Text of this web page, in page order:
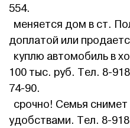
554.
меняется дом в ст.
доплатой или
куплю автомобиль в
100 тыс. руб. Тел. 8-
74-90.
срочно! Семья
удобствами. Тел. 8-